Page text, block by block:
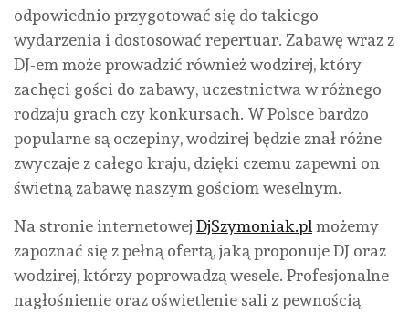
odpowiednio przygotować się do takiego
wydarzenia i dostosować repertuar. Zabawę wraz z
DJ-em może prowadzić również wodzirej, który
zachęci gości do zabawy, uczestnictwa w różnego
rodzaju grach czy konkursach. W Polsce bardzo
popularne są oczepiny, wodzirej będzie znał różne
zwyczaje z całego kraju, dzięki czemu zapewni on
świetną zabawę naszym gościom weselnym.
Na stronie internetowej DjSzymoniak.plmożemy
zapoznać się z pełną ofertą, jaką proponuje DJ oraz
wodzirej, którzy poprowadzą wesele. Profesjonalne
nagłośnienie oraz oświetlenie sali z pewnością